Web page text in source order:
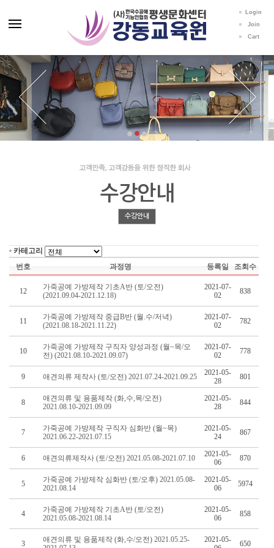
Login
Join
Cart
수강안내
수강안내
카테고리
번호
과정명 등록일 조회수
12
가죽공예 가방제작 기초A반 (토/오전)
(2021.09.04-2021.12.18)
2021-07-
02
838
11
가죽공예 가방제작 중급B반 (월.수/저녁)
(2021.08.18-2021.11.22)
2021-07-
02
782
10
가죽공예 가방제작 구직자 양성과정 (월~목/오
전) (2021.08.10-2021.09.07)
2021-07-
02
778
9 애견의류 제작사 (토/오전) 2021.07.24-2021.09.25
2021-05-
28
801
8
애견의류 및 용품제작 (화,수,목/오전)
2021.08.10-2021.09.09
2021-05-
28
844
7
가죽공예 가방제작 구직자 심화반 (월~목)
2021.06.22-2021.07.15
2021-05-
24
867
6 애견의류제작사 (토/오전) 2021.05.08-2021.07.10
2021-05-
06
870
5
가죽공예 가방제작 심화반 (토/오후) 2021.05.08-
2021.08.14
2021-05-
06
5974
4
가죽공예 가방제작 기초A반 (토/오전)
2021.05.08-2021.08.14
2021-05-
06
858
3
애견의류 및 용품제작 (화,수/오전) 2021.05.25-
2021-05-
650